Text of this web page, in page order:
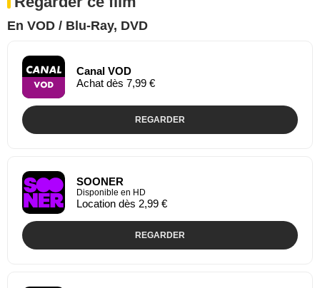
En VOD / Blu-Ray, DVD
Canal VOD
Achat dès 7,99 €
REGARDER
SOONER
Disponible en HD
Location dès 2,99 €
REGARDER